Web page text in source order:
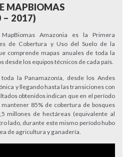
MAPBIOMAS
2017)
Amazonia es la Primera
de Cobertura y Uso del Suelo de la
comprende mapas anuales de toda la
desde los equipos técnicos de cada país.
la Panamazonía, desde los Andes
y llegando hasta las transiciones con
obtenidos indican que en el período
85% de cobertura de bosques
millones de hectáreas (equivalente al
lado, durante este mismo período hubo
de agricultura y ganadería.